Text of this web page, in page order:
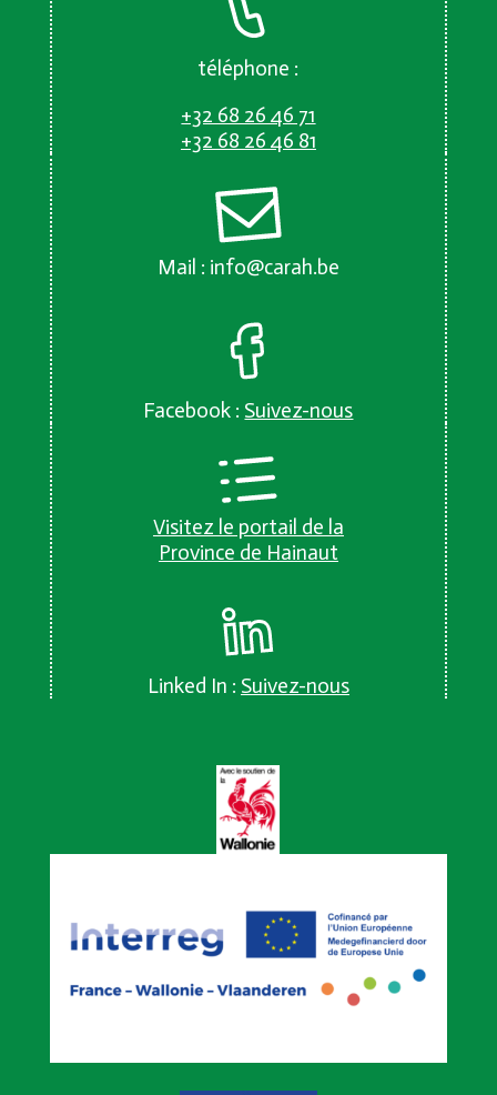
téléphone :
+32 68 26 46 71
+32 68 26 46 81
Mail : info@carah.be
Facebook : Suivez-nous
Visitez le portail de la
Province de Hainaut
Linked In : Suivez-nous